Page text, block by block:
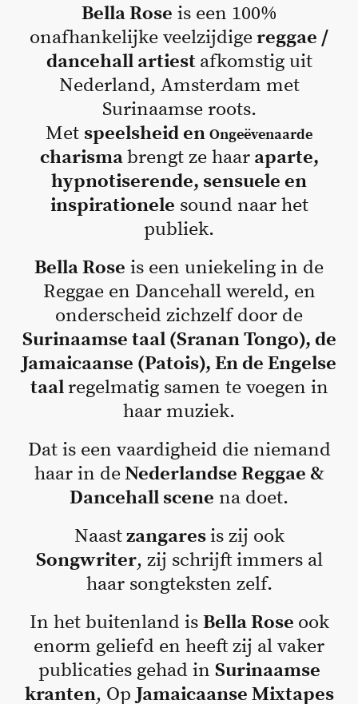
Bella Rose is een 100%
onafhankelijke veelzijdigereggae /
dancehall artiest afkomstig uit
Nederland, Amsterdam met
Surinaamse roots.
Met speelsheid en Ongeëvenaarde
charismabrengt ze haaraparte,
hypnotiserende, sensuele en
inspirationele sound naar het
publiek.
Bella Rose is een uniekeling in de
Reggae en Dancehall wereld, en
onderscheid zichzelf door de
Surinaamse taal (Sranan Tongo), de
Jamaicaanse (Patois), En de Engelse
taal regelmatig samen te voegen in
haar muziek.
Dat is een vaardigheid die niemand
haar in deNederlandse Reggae &
Dancehall scene na doet.
Naastzangaresis zij ook
Songwriter, zij schrijft immers al
haar songteksten zelf.
In het buitenland is Bella Rose ook
enorm geliefd en heeft zij al vaker
publicaties gehad in Surinaamse
kranten, Op Jamaicaanse Mixtapes